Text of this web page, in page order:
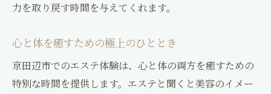
力を取り戻す時間を与えてくれます。
心と体を癒すための極上のひととき
京田辺市でのエステ体験は、心と体の両方を癒すための
特別な時間を提供します。エステと聞くと美容のイメー